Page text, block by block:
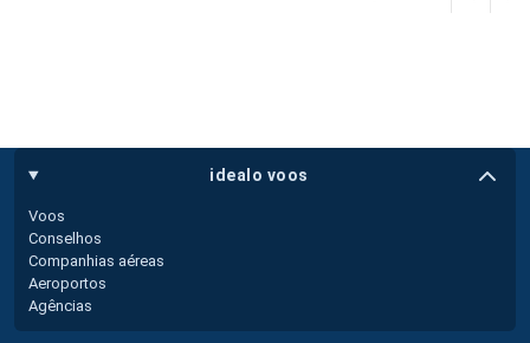
idealo voos
Voos
Conselhos
Companhias aéreas
Aeroportos
Agências